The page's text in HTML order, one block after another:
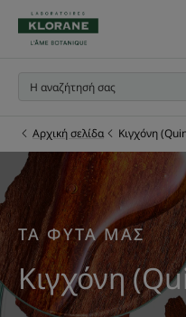
Αρχική σελίδα Κιγχόνη
ΤΑ ΦΥΤΑ ΜΑΣ
Κιγχόνη